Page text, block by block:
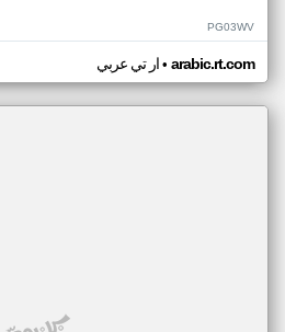
PG03WV
ار تي عربي• arabic.rt.com